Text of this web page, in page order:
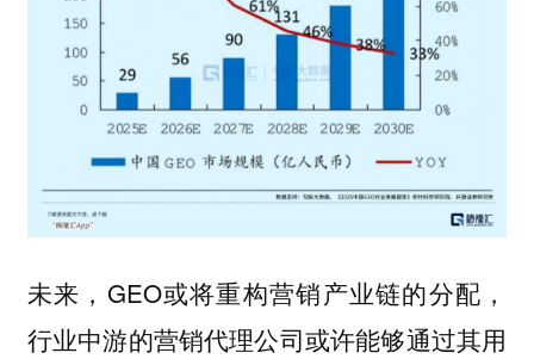
未来，GEO或将重构营销产业链的分配，
行业中游的营销代理公司或许能够通过其用